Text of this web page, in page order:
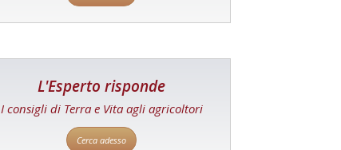
L'Esperto risponde
I consigli di Terra e Vita agli agricoltori
Cerca adesso